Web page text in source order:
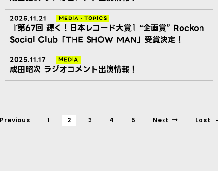
2025.11.21 MEDIA ・ TOPICS
『第67回 輝く！日本レコード大賞』“企画賞” Rockon
Social Club「THE SHOW MAN」受賞決定！
2025.11.17 MEDIA
成田昭次 ラジオコメント出演情報！
Previous 1 2 3 4 5 Next Last